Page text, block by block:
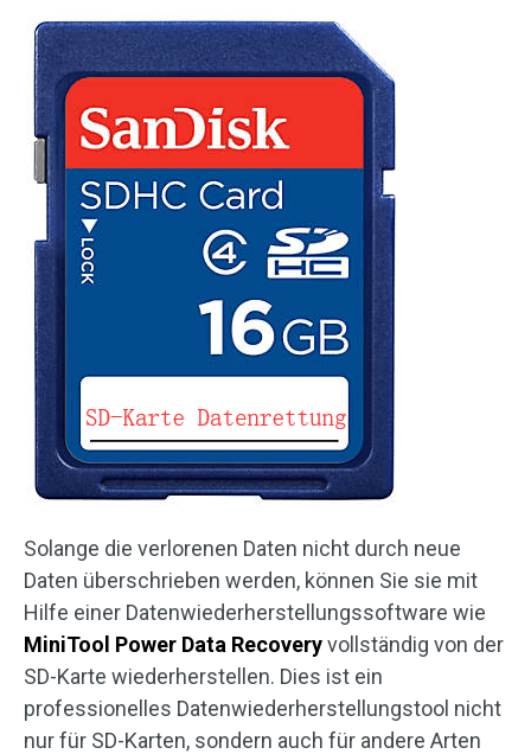
Solange die verlorenen Daten nicht durch neue
Daten überschrieben werden, können Sie sie mit
Hilfe einer Datenwiederherstellungssoftware wie
MiniTool Power Data Recoveryvollständig von der
SD-Karte wiederherstellen. Dies ist ein
professionelles Datenwiederherstellungstool nicht
nur für SD-Karten, sondern auch für andere Arten